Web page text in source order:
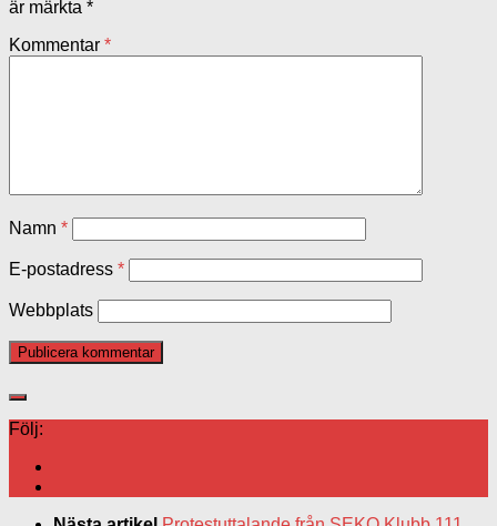
är märkta *
Kommentar *
Namn *
E-postadress *
Webbplats
Följ: